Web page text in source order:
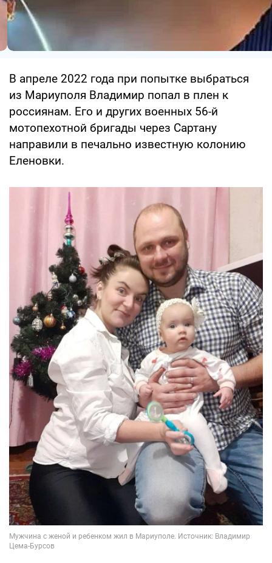
В апреле 2022 года при попытке выбраться
из Мариуполя Владимир попал в плен к
россиянам. Его и других военных 56-й
мотопехотной бригады через Сартану
направили в печально известную колонию
Еленовки.